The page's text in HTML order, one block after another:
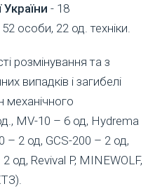
України - 18
особи, 22 од. техніки.
розмінування та з
випадків і загибелі
механічного
MV-10 – 6 од, Hydrema
– 2 од, GCS-200 – 2 од,
од, Revival P, MINEWOLF,